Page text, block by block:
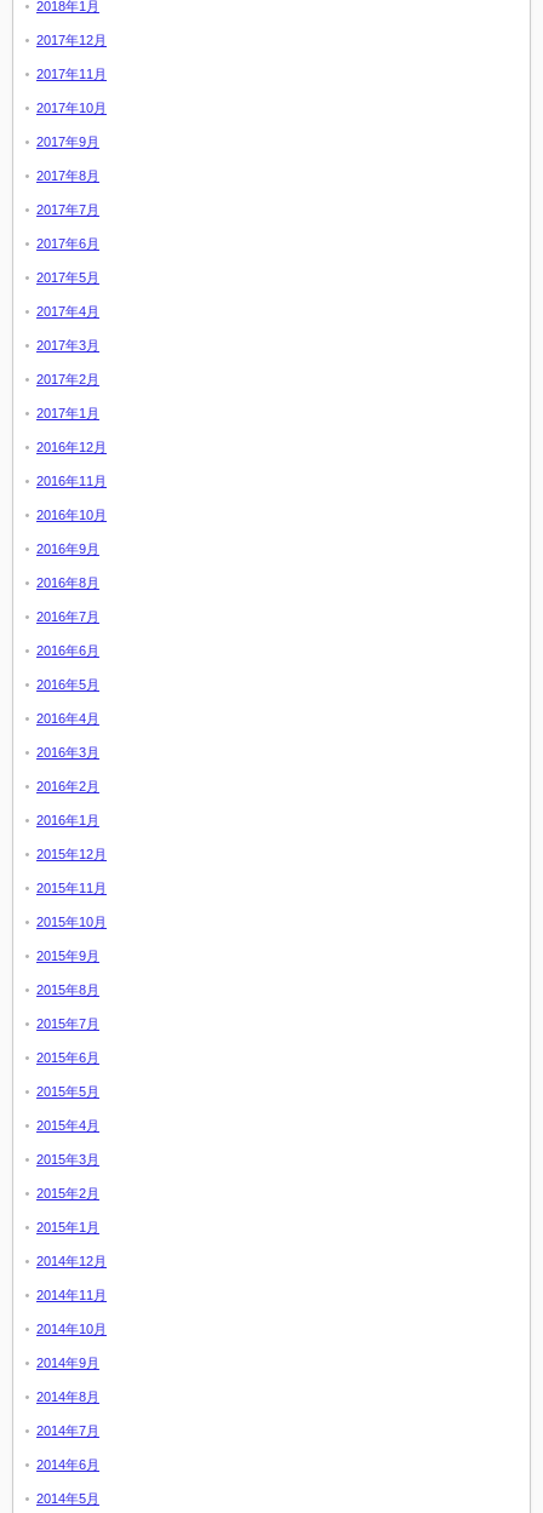
2018年1月
2017年12月
2017年11月
2017年10月
2017年9月
2017年8月
2017年7月
2017年6月
2017年5月
2017年4月
2017年3月
2017年2月
2017年1月
2016年12月
2016年11月
2016年10月
2016年9月
2016年8月
2016年7月
2016年6月
2016年5月
2016年4月
2016年3月
2016年2月
2016年1月
2015年12月
2015年11月
2015年10月
2015年9月
2015年8月
2015年7月
2015年6月
2015年5月
2015年4月
2015年3月
2015年2月
2015年1月
2014年12月
2014年11月
2014年10月
2014年9月
2014年8月
2014年7月
2014年6月
2014年5月